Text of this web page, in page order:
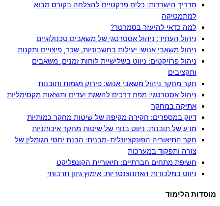
מדריך הישרדות: כלים פרקטיים להצלחה בקורס מבוא
למתמטיקה
למה כדאי להיעזר בסמרטר?
ניהול העתיד: ניהול אסטרטגי של משאבים טכנולוגיים
ניהול משאבי אנוש: יעילות בחשבוניות, שכר, פיצויים ותקנות
ניהול פרויקטים: ניווט בשלישיית לוחות זמנים, משאבים
ותקציבים
חקר מחקר ניהול משאבי אנוש: פירוק מגמות ותובנות
ניהול אסטרטגי: מפת דרכים להשגת יעדים ותוצאות מקסימליות
אתיקה במחקר
דיוק במספרים: חקירה מקיפה של שיטות מחקר כמותיות
מדע של תובנות: ניווט בנוף של שיטות מחקר איכותניות
חקר התיאוריה הפונקציונלית-מבנית: הבנת יחסי הגומלין של
צורה ותפקוד במערכות
חשיפת מתחים חברתיים: תיאוריית הקונפליקט
ניווט במלכודות האתנוצנטריות: אימוץ גיוון תרבותי
מוסדות הלימוד